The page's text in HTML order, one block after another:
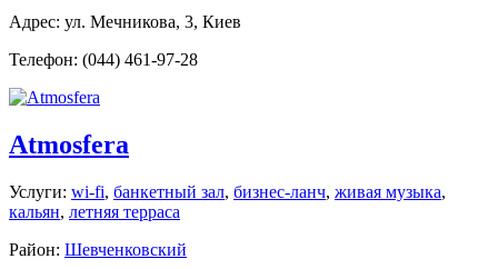
Адрес: ул. Мечникова, 3, Киев
Телефон: (044) 461-97-28
Atmosfera
Услуги: wi-fi, банкетный зал, бизнес-ланч, живая музыка,
кальян, летняя терраса
Район: Шевченковский